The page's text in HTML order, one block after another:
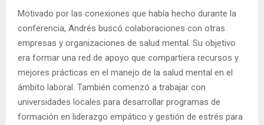
Motivado por las conexiones que había hecho durante la
conferencia, Andrés buscó colaboraciones con otras
empresas y organizaciones de salud mental. Su objetivo
era formar una red de apoyo que compartiera recursos y
mejores prácticas en el manejo de la salud mental en el
ámbito laboral. También comenzó a trabajar con
universidades locales para desarrollar programas de
formación en liderazgo empático y gestión de estrés para